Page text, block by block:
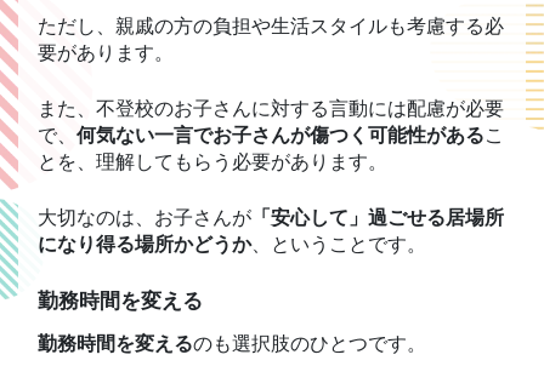
ただし、親戚の方の負担や生活スタイルも考慮する必
要があります。
また、不登校のお子さんに対する言動には配慮が必要
で、 何気ない一言でお子さんが傷つく可能性があるこ
とを、理解してもらう必要があります。
大切なのは、お子さんが 「安心して」過ごせる居場所
になり得る場所かどうか、ということです。
勤務時間を変える
勤務時間を変えるのも選択肢のひとつです。